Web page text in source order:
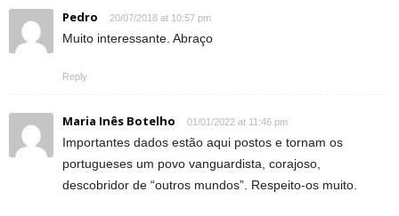
Pedro 20/07/2018 at 10:57 pm
Muito interessante. Abraço
Reply
Maria Inês Botelho 01/01/2022 at 11:46 pm
Importantes dados estão aqui postos e tornam os
portugueses um povo vanguardista, corajoso,
descobridor de “outros mundos”. Respeito-os muito.